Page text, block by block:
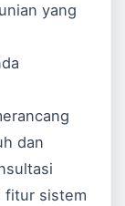
yang
dan
fitur sistem